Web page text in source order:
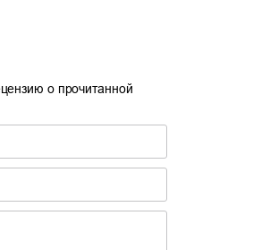
о прочитанной